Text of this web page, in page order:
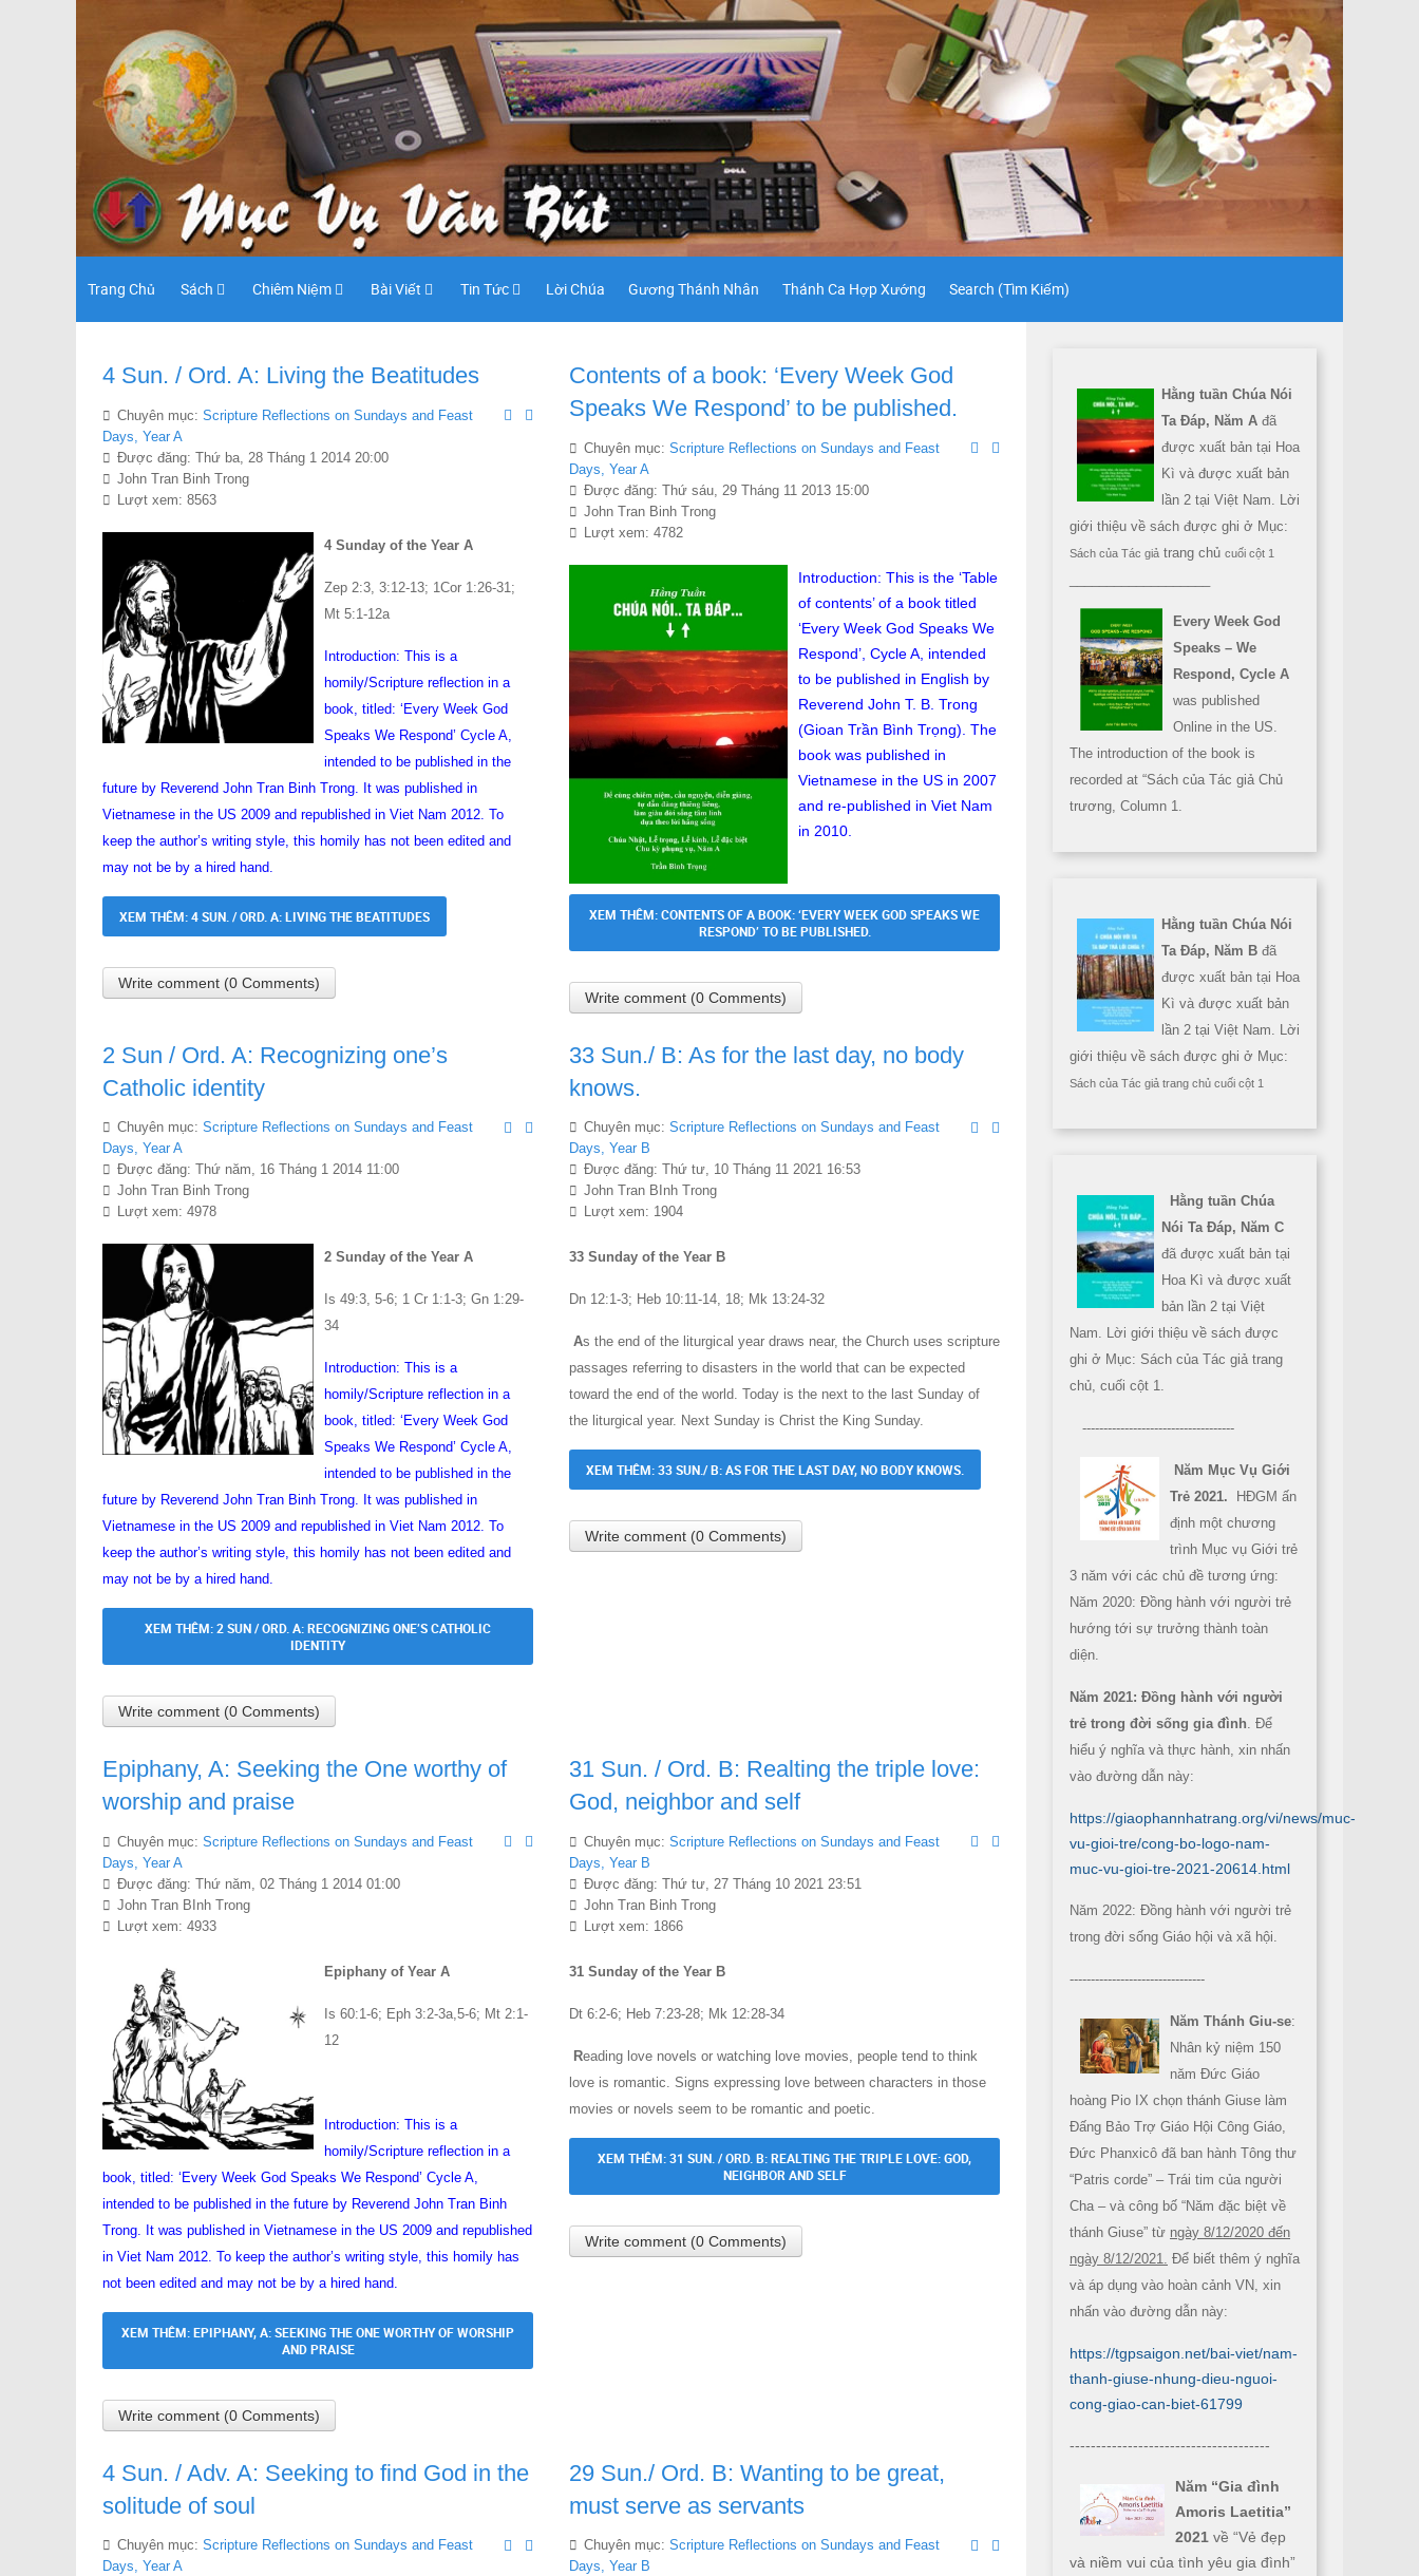
Trang Chủ Sách Chiêm Niệm Bài Viết Tin Tức Lời Chúa Gương Thánh Nhân Thánh Ca Hợp Xướng Search (Tìm Kiếm)
4 Sun. / Ord. A: Living the Beatitudes
Chuyên mục: Scripture Reflections on Sundays and Feast
Days, Year A
Được đăng: Thứ ba, 28 Tháng 1 2014 20:00
John Tran Binh Trong
Lượt xem: 8563
4 Sunday of the Year A
Zep 2:3, 3:12-13; 1Cor 1:26-31;
Mt 5:1-12a
Introduction: This is a
homily/Scripture reflection in a
book, titled: ‘Every Week God
Speaks We Respond’ Cycle A,
intended to be published in the
future by Reverend John Tran Binh Trong. It was published in
Vietnamese in the US 2009 and republished in Viet Nam 2012. To
keep the author’s writing style, this homily has not been edited and
may not be by a hired hand.
XEM THÊM: 4 SUN. / ORD. A: LIVING THE BEATITUDES
Write comment (0 Comments)
Contents of a book: ‘Every Week God
Speaks We Respond’ to be published.
Chuyên mục: Scripture Reflections on Sundays and Feast
Days, Year A
Được đăng: Thứ sáu, 29 Tháng 11 2013 15:00
John Tran Binh Trong
Lượt xem: 4782
Introduction: This is the ‘Table
of contents’ of a book titled
‘Every Week God Speaks We
Respond’, Cycle A, intended
to be published in English by
Reverend John T. B. Trong
(Gioan Trần Bình Trọng). The
book was published in
Vietnamese in the US in 2007
and re-published in Viet Nam
in 2010.
XEM THÊM: CONTENTS OF A BOOK: ‘EVERY WEEK GOD SPEAKS WE
RESPOND’ TO BE PUBLISHED.
Write comment (0 Comments)
2 Sun / Ord. A: Recognizing one’s
Catholic identity
Chuyên mục: Scripture Reflections on Sundays and Feast
Days, Year A
Được đăng: Thứ năm, 16 Tháng 1 2014 11:00
John Tran Binh Trong
Lượt xem: 4978
2 Sunday of the Year A
Is 49:3, 5-6; 1 Cr 1:1-3; Gn 1:29-
34
Introduction: This is a
homily/Scripture reflection in a
book, titled: ‘Every Week God
Speaks We Respond’ Cycle A,
intended to be published in the
future by Reverend John Tran Binh Trong. It was published in
Vietnamese in the US 2009 and republished in Viet Nam 2012. To
keep the author’s writing style, this homily has not been edited and
may not be by a hired hand.
XEM THÊM: 2 SUN / ORD. A: RECOGNIZING ONE’S CATHOLIC
IDENTITY
Write comment (0 Comments)
33 Sun./ B: As for the last day, no body
knows.
Chuyên mục: Scripture Reflections on Sundays and Feast
Days, Year B
Được đăng: Thứ tư, 10 Tháng 11 2021 16:53
John Tran BInh Trong
Lượt xem: 1904
33 Sunday of the Year B
Dn 12:1-3; Heb 10:11-14, 18; Mk 13:24-32
As the end of the liturgical year draws near, the Church uses scripture
passages referring to disasters in the world that can be expected
toward the end of the world. Today is the next to the last Sunday of
the liturgical year. Next Sunday is Christ the King Sunday.
XEM THÊM: 33 SUN./ B: AS FOR THE LAST DAY, NO BODY KNOWS.
Write comment (0 Comments)
Epiphany, A: Seeking the One worthy of
worship and praise
Chuyên mục: Scripture Reflections on Sundays and Feast
Days, Year A
Được đăng: Thứ năm, 02 Tháng 1 2014 01:00
John Tran BInh Trong
Lượt xem: 4933
Epiphany of Year A
Is 60:1-6; Eph 3:2-3a,5-6; Mt 2:1-
12
Introduction: This is a
homily/Scripture reflection in a
book, titled: ‘Every Week God Speaks We Respond’ Cycle A,
intended to be published in the future by Reverend John Tran Binh
Trong. It was published in Vietnamese in the US 2009 and republished
in Viet Nam 2012. To keep the author’s writing style, this homily has
not been edited and may not be by a hired hand.
XEM THÊM: EPIPHANY, A: SEEKING THE ONE WORTHY OF WORSHIP
AND PRAISE
Write comment (0 Comments)
31 Sun. / Ord. B: Realting the triple love:
God, neighbor and self
Chuyên mục: Scripture Reflections on Sundays and Feast
Days, Year B
Được đăng: Thứ tư, 27 Tháng 10 2021 23:51
John Tran Binh Trong
Lượt xem: 1866
31 Sunday of the Year B
Dt 6:2-6; Heb 7:23-28; Mk 12:28-34
Reading love novels or watching love movies, people tend to think
love is romantic. Signs expressing love between characters in those
movies or novels seem to be romantic and poetic.
XEM THÊM: 31 SUN. / ORD. B: REALTING THE TRIPLE LOVE: GOD,
NEIGHBOR AND SELF
Write comment (0 Comments)
4 Sun. / Adv. A: Seeking to find God in the
solitude of soul
Chuyên mục: Scripture Reflections on Sundays and Feast
Days, Year A
29 Sun./ Ord. B: Wanting to be great,
must serve as servants
Chuyên mục: Scripture Reflections on Sundays and Feast
Days, Year B
Hằng tuần Chúa Nói
Ta Đáp, Năm A đã
được xuất bản tại Hoa
Kì và được xuất bản
lần 2 tại Việt Nam. Lời
giới thiệu về sách được ghi ở Mục:
Sách của Tác giả trang chủ cuối cột 1
Every Week God
Speaks – We
Respond, Cycle A
was published
Online in the US.
The introduction of the book is
recorded at “Sách của Tác giả Chủ
trương, Column 1.
Hằng tuần Chúa Nói
Ta Đáp, Năm B đã
được xuất bản tại Hoa
Kì và được xuất bản
lần 2 tại Việt Nam. Lời
giới thiệu về sách được ghi ở Mục:
Sách của Tác giả trang chủ cuối cột 1
Hằng tuần Chúa
Nói Ta Đáp, Năm C
đã được xuất bản tại
Hoa Kì và được xuất
bản lần 2 tại Việt
Nam. Lời giới thiệu về sách được
ghi ở Mục: Sách của Tác giả trang
chủ, cuối cột 1.
------------------------------------
Năm Mục Vụ Giới
Trẻ 2021.
HĐGM ấn
định một chương
trình Mục vụ Giới trẻ
3 năm với các chủ đề tương ứng:
Năm 2020: Đồng hành với người trẻ
hướng tới sự trưởng thành toàn
diện.
Năm 2021: Đồng hành với người
trẻ trong đời sống gia đình. Để
hiểu ý nghĩa và thực hành, xin nhấn
vào đường dẫn này:
https://giaophannhatrang.org/vi/news/muc-
vu-gioi-tre/cong-bo-logo-nam-
muc-vu-gioi-tre-2021-20614.html
Năm 2022: Đồng hành với người trẻ
trong đời sống Giáo hội và xã hội.
--------------------------------
Năm Thánh Giu-se:
Nhân kỷ niệm 150
năm Đức Giáo
hoàng Pio IX chọn thánh Giuse làm
Đấng Bảo Trợ Giáo Hội Công Giáo,
Đức Phanxicô đã ban hành Tông thư
“Patris corde” – Trái tim của người
Cha – và công bố “Năm đặc biệt về
thánh Giuse” từ ngày 8/12/2020 đến
ngày 8/12/2021. Để biết thêm ý nghĩa
và áp dụng vào hoàn cảnh VN, xin
nhấn vào đường dẫn này:
https://tgpsaigon.net/bai-viet/nam-
thanh-giuse-nhung-dieu-nguoi-
cong-giao-can-biet-61799
--------------------------------------
Năm “Gia đình
Amoris Laetitia”
2021 về “Vẻ đẹp
và niềm vui của tình yêu gia đình”